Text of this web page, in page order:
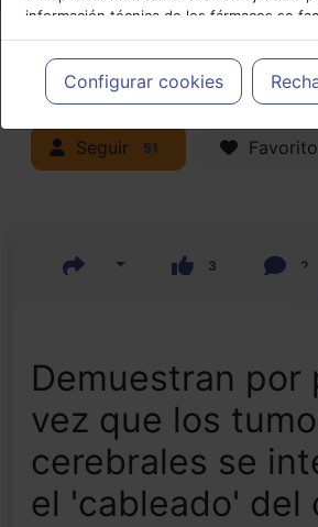
información técnica de los fármacos se
meramente informativo, siendo
profesionales facultados prescribir
cada caso concreto, el tratamiento más
necesidades del paciente.
Configurar cookies
Actualidad y Artículos|
Neuropsiquiatría y
Seguir 51 Favorito
3 2
Demuestran por
vez que los
cerebrales se
el 'cableado' del